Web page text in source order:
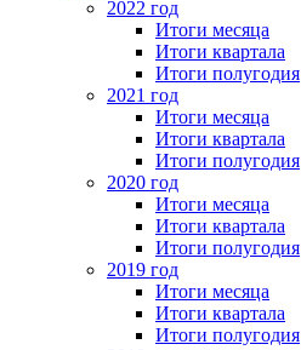
2022 год
Итоги месяца
Итоги квартала
Итоги полугодия
2021 год
Итоги месяца
Итоги квартала
Итоги полугодия
2020 год
Итоги месяца
Итоги квартала
Итоги полугодия
2019 год
Итоги месяца
Итоги квартала
Итоги полугодия